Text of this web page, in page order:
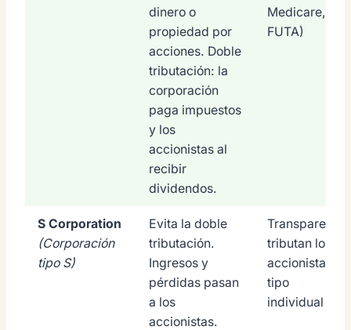
dinero o
propiedad por
acciones. Doble
tributación: la
corporación
paga impuestos
y los
accionistas al
recibir
dividendos.
Medicare,
FUTA)
S Corporation
(Corporación
tipo S)
Evita la doble
tributación.
Ingresos y
pérdidas pasan
a los
accionistas.
Transparente:
tributan los
accionistas a
tipo
individual